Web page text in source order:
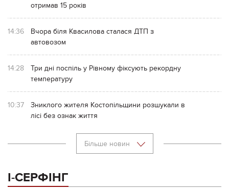
отримав 15 років
14:36
Вчора біля Квасилова сталася ДТП з
автовозом
14:28
Три дні поспіль у Рівному фіксують рекордну
температуру
10:37
Зниклого жителя Костопільщини розшукали в
лісі без ознак життя
Більше новин
І-СЕРФІНГ